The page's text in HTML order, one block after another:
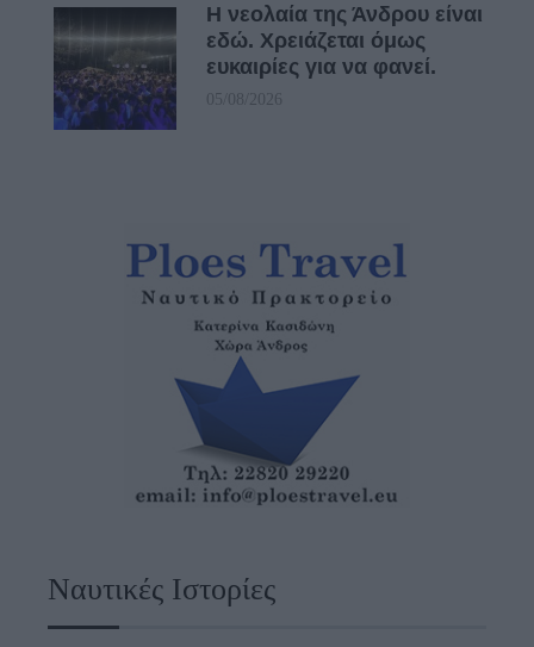
Η νεολαία της Άνδρου είναι
εδώ. Χρειάζεται όμως
ευκαιρίες για να φανεί.
05/08/2026
Ναυτικές Ιστορίες